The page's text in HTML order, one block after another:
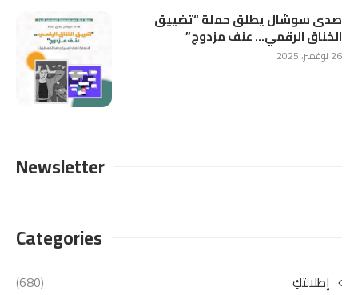
صدى سوشال يطلق حملة “تضييق
الخناق الرقمي… عنف مزدوج”
26 نوفمبر، 2025
Newsletter
Categories
إطلالتكِ
(680)